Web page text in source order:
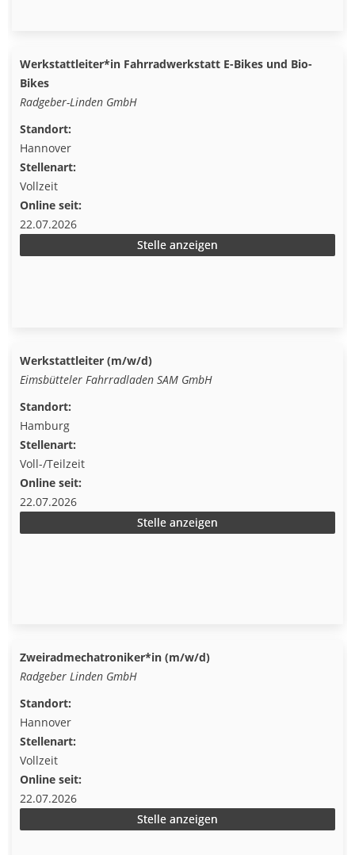
Werkstattleiter*in Fahrradwerkstatt E-Bikes und Bio-
Bikes
Radgeber-Linden GmbH
Standort:
Hannover
Stellenart:
Vollzeit
Online seit:
22.07.2026
Stelle anzeigen
Werkstattleiter (m/w/d)
Eimsbütteler Fahrradladen SAM GmbH
Standort:
Hamburg
Stellenart:
Voll-/Teilzeit
Online seit:
22.07.2026
Stelle anzeigen
Zweiradmechatroniker*in (m/w/d)
Radgeber Linden GmbH
Standort:
Hannover
Stellenart:
Vollzeit
Online seit:
22.07.2026
Stelle anzeigen